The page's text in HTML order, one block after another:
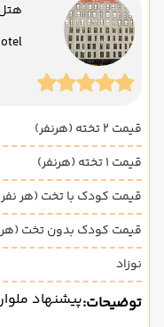
قیمت 2 تخته (هرنفر)
قیمت 1 تخته (هرنفر)
قیمت کودک با تخت (هر
قیمت کودک بدون تخت
نوزاد
توضیحات:پیشنهاد